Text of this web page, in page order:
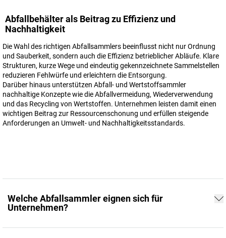
Abfallbehälter als Beitrag zu Effizienz und
Nachhaltigkeit
Die Wahl des richtigen Abfallsammlers beeinflusst nicht nur Ordnung
und Sauberkeit, sondern auch die Effizienz betrieblicher Abläufe. Klare
Strukturen, kurze Wege und eindeutig gekennzeichnete Sammelstellen
reduzieren Fehlwürfe und erleichtern die Entsorgung.
Darüber hinaus unterstützen Abfall- und Wertstoffsammler
nachhaltige Konzepte wie die Abfallvermeidung, Wiederverwendung
und das Recycling von Wertstoffen. Unternehmen leisten damit einen
wichtigen Beitrag zur Ressourcenschonung und erfüllen steigende
Anforderungen an Umwelt- und Nachhaltigkeitsstandards.
Welche Abfallsammler eignen sich für
Unternehmen?